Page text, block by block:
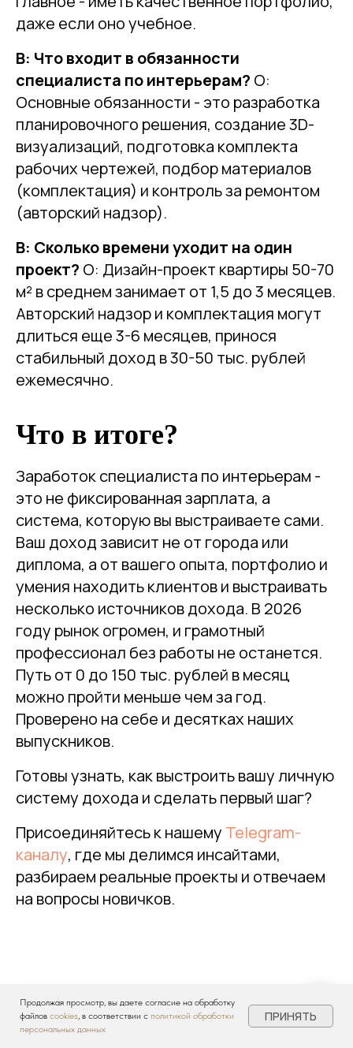
даже если оно учебное.
В: Что входит в обязанности
специалиста по интерьерам? О:
Основные обязанности - это разработка
планировочного решения, создание 3D-
визуализаций, подготовка комплекта
рабочих чертежей, подбор материалов
(комплектация) и контроль за ремонтом
(авторский надзор).
В: Сколько времени уходит на один
проект? О: Дизайн-проект квартиры 50-70
м² в среднем занимает от 1,5 до 3 месяцев.
Авторский надзор и комплектация могут
длиться еще 3-6 месяцев, принося
стабильный доход в 30-50 тыс. рублей
ежемесячно.
Что в итоге?
Заработок специалиста по интерьерам -
это не фиксированная зарплата, а
система, которую вы выстраиваете сами.
Ваш доход зависит не от города или
диплома, а от вашего опыта, портфолио и
умения находить клиентов и выстраивать
несколько источников дохода. В 2026
году рынок огромен, и грамотный
профессионал без работы не останется.
Путь от 0 до 150 тыс. рублей в месяц
можно пройти меньше чем за год.
Проверено на себе и десятках наших
выпускников.
Готовы узнать, как выстроить вашу личную
систему дохода и сделать первый шаг?
Присоединяйтесь к нашему Telegram-
каналу, где мы делимся инсайтами,
разбираем реальные проекты и отвечаем
на вопросы новичков.
Продолжая просмотр, вы даете согласие на обработку
файлов cookies, в соответствии с политикой обработки
персональных данных
ПРИНЯТЬ